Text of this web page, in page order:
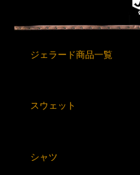
ジェラード商品一覧
スウェット
シャツ